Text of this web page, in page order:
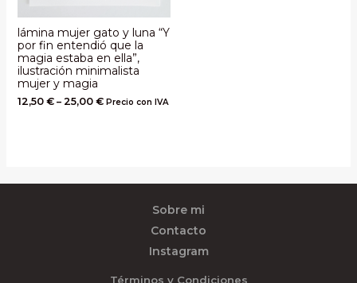
lámina mujer gato y luna “Y
por fin entendió que la
magia estaba en ella”,
ilustración minimalista
mujer y magia
12,50 €– 25,00 € Precio con IVA
Sobre mi
Contacto
Instagram
Términos y Condiciones